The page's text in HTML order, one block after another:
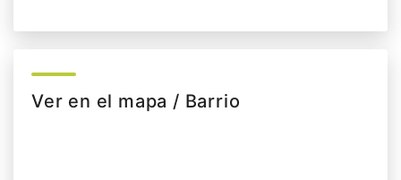
Ver en el mapa / Barrio